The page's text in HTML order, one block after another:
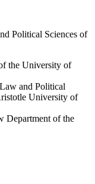
Political Sciences of
the University of
and Political
University of
Department of the